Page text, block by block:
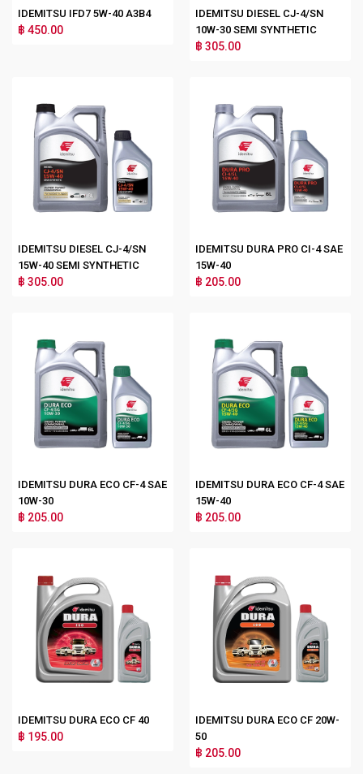
IDEMITSU IFD7 5W-40 A3B4
฿ 450.00
IDEMITSU DIESEL CJ-4/SN
10W-30 SEMI SYNTHETIC
฿ 305.00
IDEMITSU DIESEL CJ-4/SN
15W-40 SEMI SYNTHETIC
฿ 305.00
IDEMITSU DURA PRO CI-4 SAE
15W-40
฿ 205.00
IDEMITSU DURA ECO CF-4 SAE
10W-30
฿ 205.00
IDEMITSU DURA ECO CF-4 SAE
15W-40
฿ 205.00
IDEMITSU DURA ECO CF 40
฿ 195.00
IDEMITSU DURA ECO CF 20W-
50
฿ 205.00